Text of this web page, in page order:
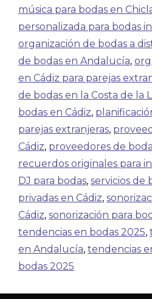
música para bodas en
personalizada para bodas
organización de bodas a
de bodas en Andalucía,
en Cádiz para parejas
de bodas en la Costa de la
bodas en Cádiz,
parejas extranjeras,
Cádiz, proveedores de
recuerdos originales para
DJ para bodas, servicios de
privadas en Cádiz,
Cádiz, sonorización para
tendencias en bodas 2025,
en Andalucía, tendencias
bodas 2025